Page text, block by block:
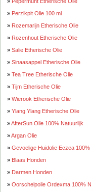
» Perzikpit Olie 100 ml
» Rozemarijn Etherische Olie
» Rozenhout Etherische Olie
» Salie Etherische Olie
» Sinaasappel Etherische Olie
» Tea Tree Etherische Olie
» Tijm Etherische Olie
» Wierook Etherische Olie
» Ylang Ylang Etherische Olie
»AfterSun Olie 100% Natuurlijk
»Argan Olie
» Gevoelige Huidolie Eczea 100%
» Blaas Honden
» Darmen Honden
» Oorschelpolie Ordexma 100%